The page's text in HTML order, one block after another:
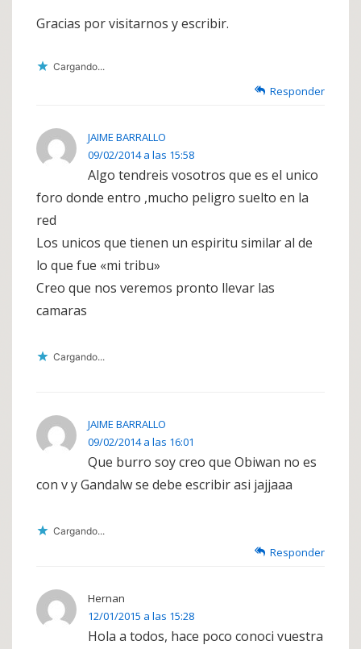
Gracias por visitarnos y escribir.
Cargando...
Responder
JAIME BARRALLO
09/02/2014 a las 15:58
Algo tendreis vosotros que es el unico
foro donde entro ,mucho peligro suelto en la
red
Los unicos que tienen un espiritu similar al de
lo que fue «mi tribu»
Creo que nos veremos pronto llevar las
camaras
Cargando...
JAIME BARRALLO
09/02/2014 a las 16:01
Que burro soy creo que Obiwan no es
con v y Gandalw se debe escribir asi jajjaaa
Cargando...
Responder
Hernan
12/01/2015 a las 15:28
Hola a todos, hace poco conoci vuestra